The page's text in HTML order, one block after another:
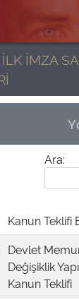
İMZA
Ara:
Kanun Teklifi
Devlet
Değişiklik
Kanun Teklifi